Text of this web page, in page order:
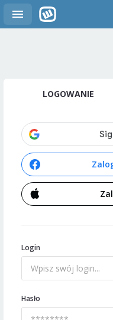
LOGOWANIE
Login
Hasło